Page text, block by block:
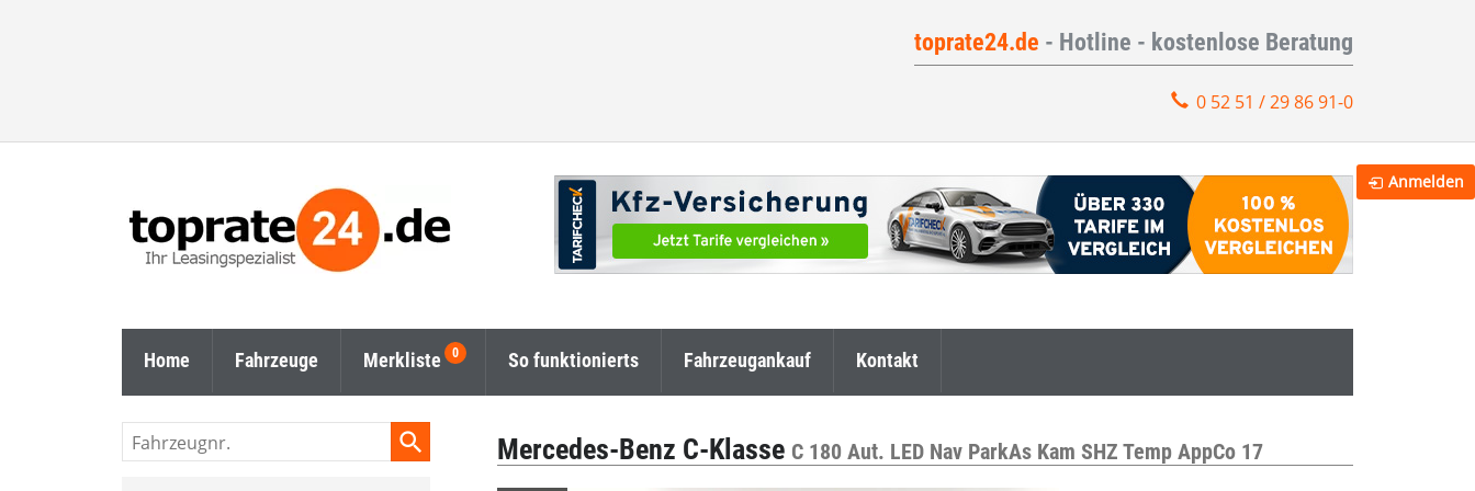
toprate24.de - Hotline - kostenlose Beratung
0 52 51 / 29 86 91-0
Home Fahrzeuge Merkliste So funktionierts Fahrzeugankauf Kontakt
Mercedes-Benz C-Klasse C 180 Aut. LED Nav ParkAs Kam SHZ Temp AppCo 17
Fahrzeugnr.
Anmelden